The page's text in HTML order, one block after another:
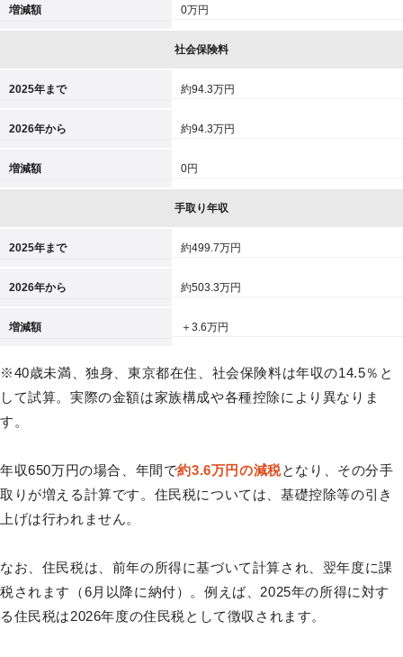
増減額 0万円
社会保険料
2025年まで 約94.3万円
2026年から 約94.3万円
増減額 0円
手取り年収
2025年まで 約499.7万円
2026年から 約503.3万円
増減額 ＋3.6万円
※40歳未満、独身、東京都在住、社会保険料は年収の14.5％と
して試算。実際の金額は家族構成や各種控除により異なりま
す。
年収650万円の場合、年間で約3.6万円の減税となり、その分手
取りが増える計算です。住民税については、基礎控除等の引き
上げは行われません。
なお、住民税は、前年の所得に基づいて計算され、翌年度に課
税されます（6月以降に納付）。例えば、2025年の所得に対す
る住民税は2026年度の住民税として徴収されます。